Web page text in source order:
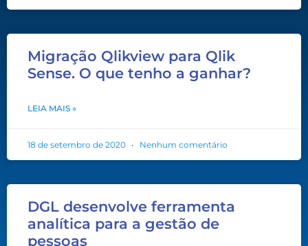
Migração Qlikview para Qlik
Sense. O que tenho a ganhar?
LEIA MAIS »
18 de setembro de 2020 Nenhum comentário
DGL desenvolve ferramenta
analítica para a gestão de
pessoas